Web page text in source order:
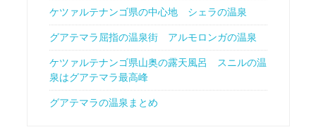
ケツァルテナンゴ県の中心地 シェラの温泉
グアテマラ屈指の温泉街 アルモロンガの温泉
ケツァルテナンゴ県山奥の露天風呂 スニルの温
泉はグアテマラ最高峰
グアテマラの温泉まとめ